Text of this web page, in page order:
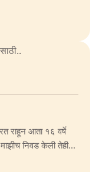
राहून आता १६ वर्षे
निवड केली तेही...